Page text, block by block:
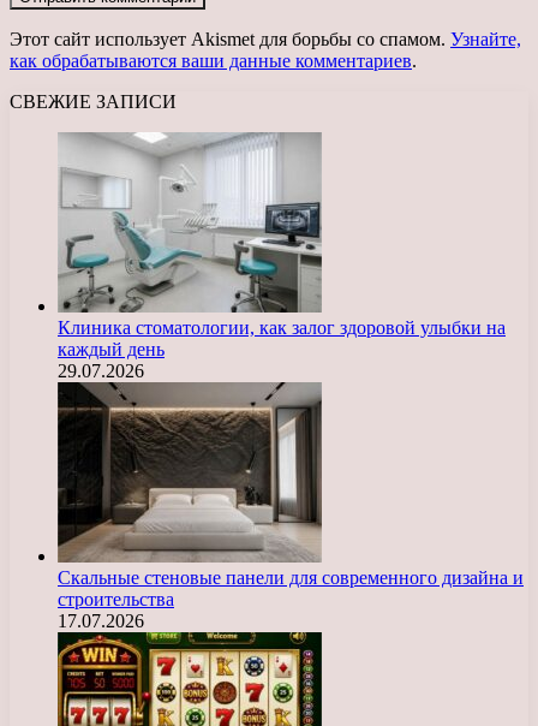
Этот сайт использует Akismet для борьбы со спамом. Узнайте,
как обрабатываются ваши данные комментариев.
СВЕЖИЕ ЗАПИСИ
Клиника стоматологии, как залог здоровой улыбки на
каждый день
29.07.2026
Скальные стеновые панели для современного дизайна и
строительства
17.07.2026